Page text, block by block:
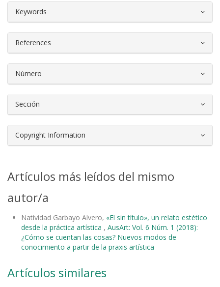
Keywords
References
Número
Sección
Copyright Information
Artículos más leídos del mismo
autor/a
Natividad Garbayo Alvero, «El sin título», un relato estético
desde la práctica artística , AusArt: Vol. 6 Núm. 1 (2018):
¿Cómo se cuentan las cosas? Nuevos modos de
conocimiento a partir de la praxis artística
Artículos similares